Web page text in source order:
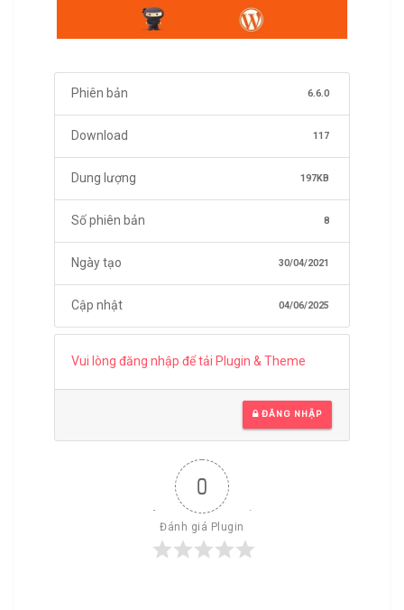
Phiên bản 6.6.0
Download 117
Dung lượng 197KB
Số phiên bản 8
Ngày tạo 30/04/2021
Cập nhật 04/06/2025
Vui lòng đăng nhập để tải Plugin & Theme
ĐĂNG NHẬP
0
Đánh giá Plugin